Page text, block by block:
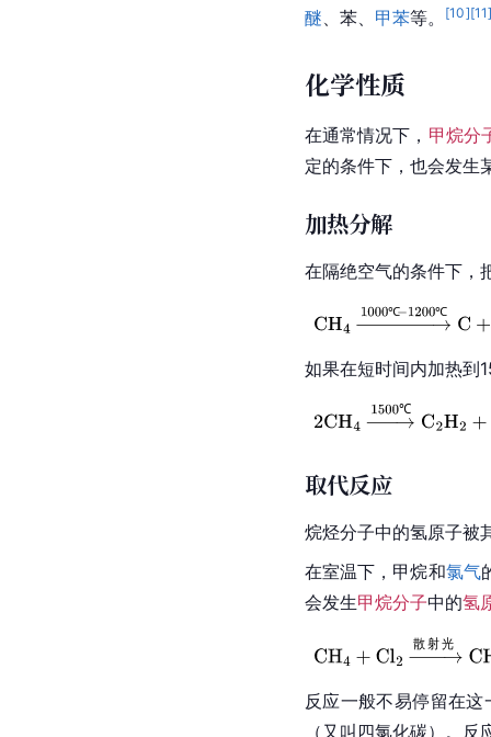
醚、苯、 甲苯等。 [10][11
化学性质
在通常情况下， 甲烷分
定的条件下，也会发生
加热分解
在隔绝空气的条件下，
如果在短时间内加热
取代反应
烷烃分子中的氢原子被
在室温下，甲烷和氯气
会发生甲烷分子中的氢
反应一般不易停留在
（又叫 四氯化碳）。反